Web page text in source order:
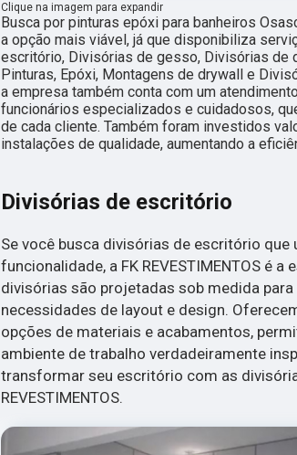
Clique na imagem para expandir
Busca por pinturas epóxi para banheiros
a opção mais viável, já que disponibiliza
escritório, Divisórias de gesso, Divisórias de
Pinturas, Epóxi, Montagens de drywall e
a empresa também conta com um
funcionários especializados e cuidadosos,
de cada cliente. Também foram investidos
instalações de qualidade, aumentando a
Divisórias de escritório
Se você busca divisórias de escritório que
funcionalidade, a FK REVESTIMENTOS é a
divisórias são projetadas sob medida para
necessidades de layout e design.
opções de materiais e acabamentos,
ambiente de trabalho verdadeiramente
transformar seu escritório com as
REVESTIMENTOS.